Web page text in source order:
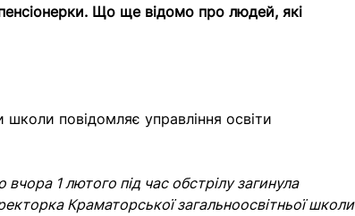
Що ще відомо про людей, які
повідомляє управління освіти
1 лютого під час обстрілу загинула
Краматорської загальноосвітньої школи